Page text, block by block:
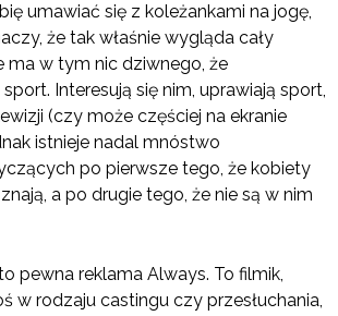
umawiać się z koleżankami na jogę,
że tak właśnie wygląda cały
ma w tym nic dziwnego, że
Interesują się nim, uprawiają sport,
(czy może częściej na ekranie
istnieje nadal mnóstwo
po pierwsze tego, że kobiety
a po drugie tego, że nie są w nim
pewna reklama Always. To filmik,
w rodzaju castingu czy przesłuchania,